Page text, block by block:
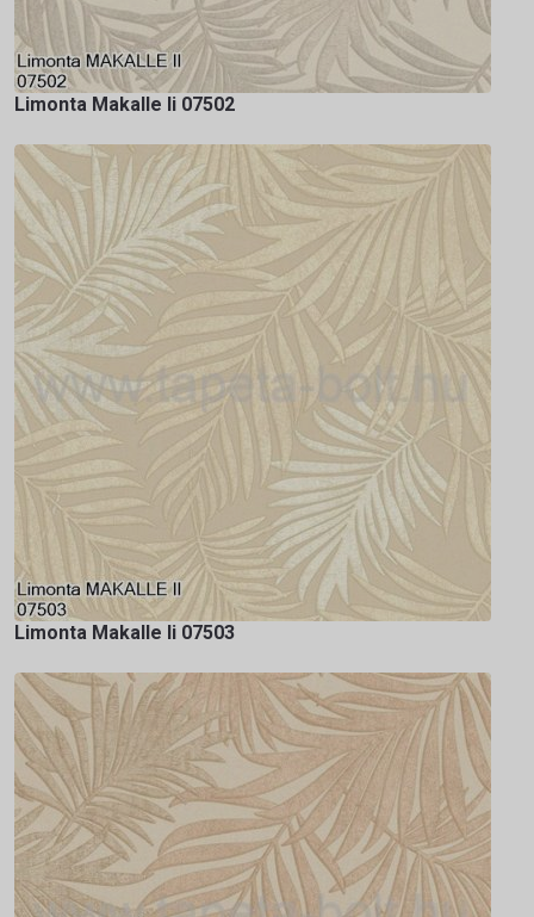
Limonta Makalle Ii 07502
Limonta Makalle Ii 07503